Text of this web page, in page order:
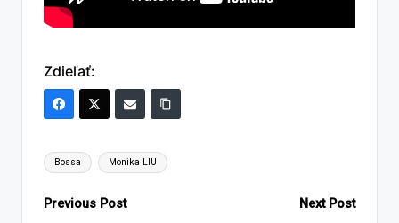
Zdieľať:
Tags:
Bossa Monika LIU
Post
Previous Post Next Post